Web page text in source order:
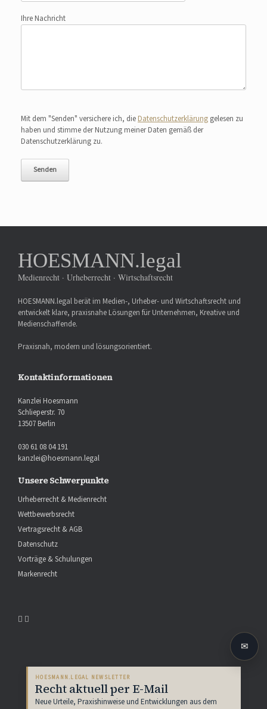
Ihre Nachricht
Bitte lasse dieses Feld leer.
Mit dem "Senden" versichere ich, die Datenschutzerklärung gelesen zu
haben und stimme der Nutzung meiner Daten gemäß der
Datenschutzerklärung zu.
HOESMANN.legal
Medienrecht · Urheberrecht · Wirtschaftsrecht
HOESMANN.legal berät im Medien-, Urheber- und Wirtschaftsrecht und
entwickelt klare, praxisnahe Lösungen für Unternehmen, Kreative und
Medienschaffende.
Praxisnah, modern und lösungsorientiert.
Kontaktinformationen
Kanzlei Hoesmann
Schlieperstr. 70
13507 Berlin
030 61 08 04 191
kanzlei@hoesmann.legal
Unsere Schwerpunkte
Urheberrecht & Medienrecht
Wettbewerbsrecht
Vertragsrecht & AGB
Datenschutz
Vorträge & Schulungen
Markenrecht
HOESMANN.LEGAL NEWSLETTER
Recht aktuell per E-Mail
Neue Urteile, Praxishinweise und Entwicklungen aus dem
✉